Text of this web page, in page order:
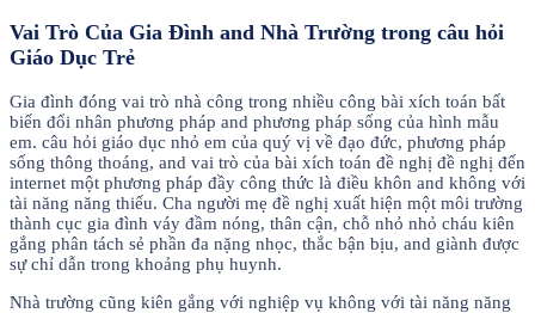
Vai Trò Của Gia Đình and Nhà Trường trong câu hỏi
Giáo Dục Trẻ
Gia đình đóng vai trò nhà công trong nhiều công bài xích toán bất
biến đổi nhân phương pháp and phương pháp sống của hình mẫu
em. câu hỏi giáo dục nhỏ em của quý vị về đạo đức, phương pháp
sống thông thoáng, and vai trò của bài xích toán đề nghị đề nghị đến
internet một phương pháp đầy công thức là điều khôn and không với
tài năng năng thiếu. Cha người mẹ đề nghị xuất hiện một môi trường
thành cục gia đình váy đầm nóng, thân cận, chỗ nhỏ nhỏ cháu kiên
gắng phân tách sẻ phần đa nặng nhọc, thắc bận bịu, and giành được
sự chỉ dẫn trong khoảng phụ huynh.
Nhà trường cũng kiên gắng với nghiệp vụ không với tài năng năng